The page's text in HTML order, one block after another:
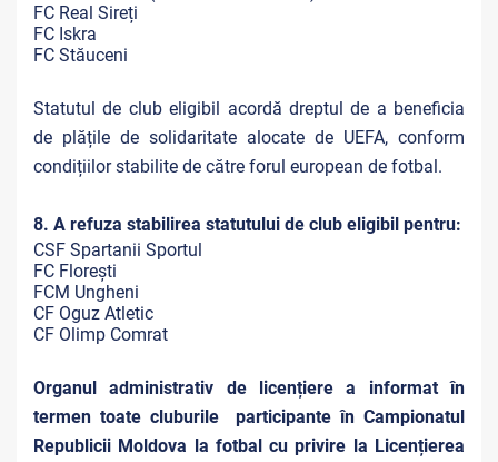
FC Real Sireți
FC Iskra
FC Stăuceni
Statutul de club eligibil acordă dreptul de a beneficia
de plățile de solidaritate alocate de UEFA, conform
condițiilor stabilite de către forul european de fotbal.
8. A refuza stabilirea statutului de club eligibil pentru:
CSF Spartanii Sportul
FC Florești
FCM Ungheni
CF Oguz Atletic
CF Olimp Comrat
Organul administrativ de licențiere a informat în
termen toate cluburile participante în Campionatul
Republicii Moldova la fotbal cu privire la Licențierea